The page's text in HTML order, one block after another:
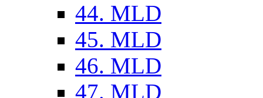
44. MLD
45. MLD
46. MLD
47. MLD